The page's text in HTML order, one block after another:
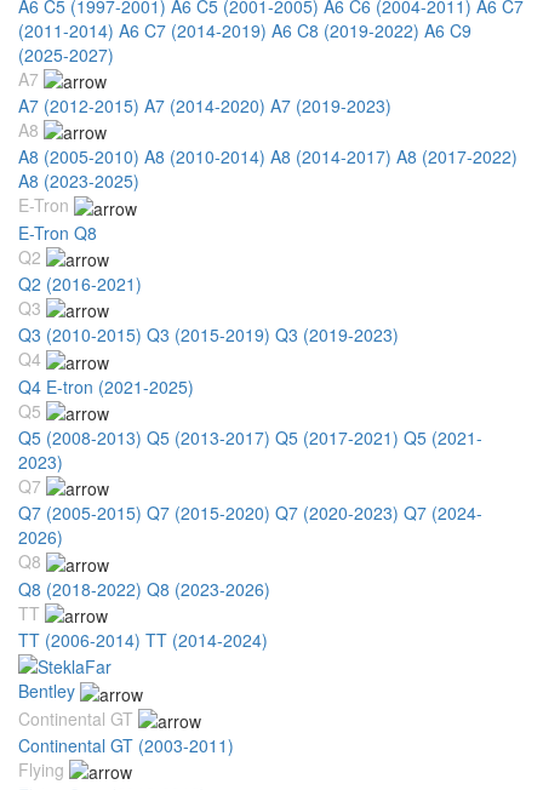
A6 C5 (1997-2001) A6 C5 (2001-2005) A6 C6 (2004-2011) A6 C7
(2011-2014) A6 C7 (2014-2019) A6 C8 (2019-2022) A6 C9
(2025-2027)
A7
A7 (2012-2015) A7 (2014-2020) A7 (2019-2023)
A8
A8 (2005-2010) A8 (2010-2014) A8 (2014-2017) A8 (2017-2022)
A8 (2023-2025)
E-Tron
E-Tron Q8
Q2
Q2 (2016-2021)
Q3
Q3 (2010-2015) Q3 (2015-2019) Q3 (2019-2023)
Q4
Q4 E-tron (2021-2025)
Q5
Q5 (2008-2013) Q5 (2013-2017) Q5 (2017-2021) Q5 (2021-
2023)
Q7
Q7 (2005-2015) Q7 (2015-2020) Q7 (2020-2023) Q7 (2024-
2026)
Q8
Q8 (2018-2022) Q8 (2023-2026)
TT
TT (2006-2014) TT (2014-2024)
Bentley
Continental GT
Continental GT (2003-2011)
Flying